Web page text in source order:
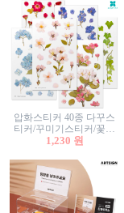
압화스티커 40종 다꾸스
티커/꾸미기스티커/꽃스
티커/압화꽃책갈피/팬시
1,230 원